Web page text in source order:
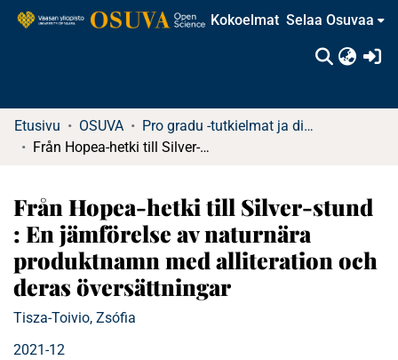
Kokoelmat Selaa Osuvaa
Etusivu OSUVA
Pro gradu -tutkielmat ja diplomityöt (rajattu saatavuus)
Från Hopea-hetki till Silver-stund : En jämförelse av naturnära produktnamn med alliteration och deras översättningar
Från Hopea-hetki till Silver-stund
: En jämförelse av naturnära
produktnamn med alliteration och
deras översättningar
Tisza-Toivio, Zsófia
2021-12